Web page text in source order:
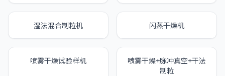
湿法混合制粒机 闪蒸干燥机
喷雾干燥试验样机
喷雾干燥+脉冲真空+干法
制粒